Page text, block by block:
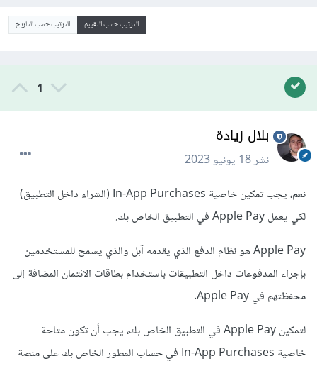
الترتيب حسب التقييم الترتيب حسب التاريخ
1
بلال زيادة
نشر18 يونيو 2023
نعم، يجب تمكين خاصية In-App Purchases (الشراء داخل التطبيق)
لكي يعمل Apple Pay في التطبيق الخاص بك.
Apple Pay هو نظام الدفع الذي يقدمه آبل والذي يسمح للمستخدمين
بإجراء المدفوعات داخل التطبيقات باستخدام بطاقات الائتمان المضافة إلى
محفظتهم في Apple Pay.
لتمكين Apple Pay في التطبيق الخاص بك، يجب أن تكون متاحة
خاصية In-App Purchases في حساب المطور الخاص بك على منصة